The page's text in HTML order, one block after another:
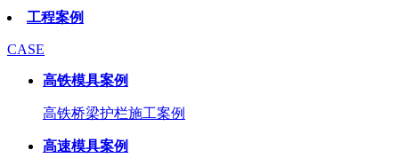
工程案例
CASE
高铁模具案例
高铁桥梁护栏施工案例
高速模具案例